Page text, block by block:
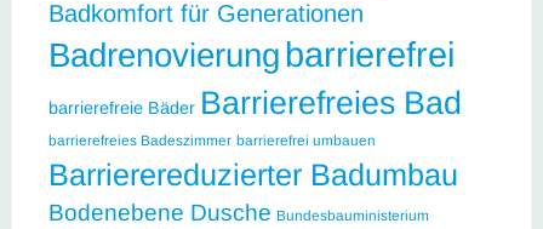
Badkomfort für Generationen
Badrenovierung barrierefrei
barrierefreie Bäder Barrierefreies Bad
barrierefreies Badeszimmer barrierefrei umbauen
Barrierereduzierter Badumbau
Bodenebene Dusche Bundesbauministerium